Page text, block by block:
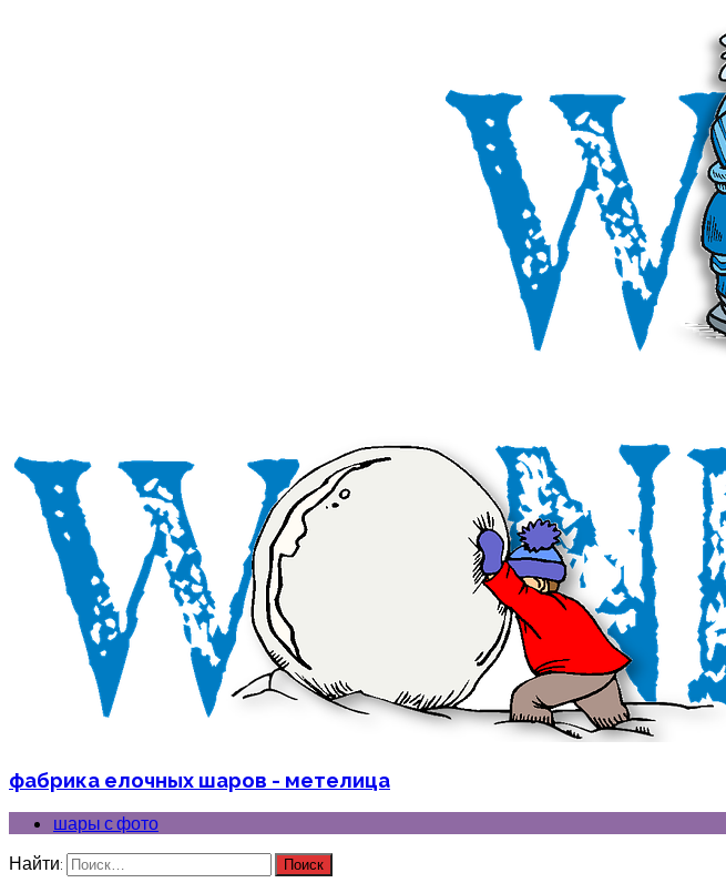
фабрика елочных шаров - метелица
шары с фото
Найти: